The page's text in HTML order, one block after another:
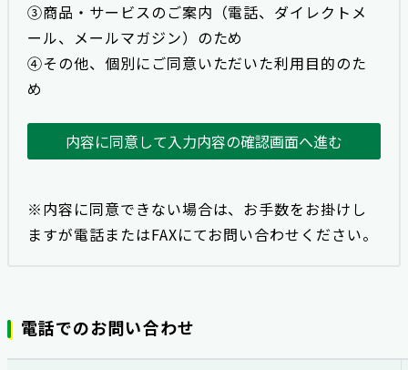
③商品・サービスのご案内（電話、ダイレクトメ
ール、メールマガジン）のため
④その他、個別にご同意いただいた利用目的のた
め
内容に同意して入力内容の確認画面へ進む
※内容に同意できない場合は、お手数をお掛けし
ますが電話またはFAXにてお問い合わせください。
電話でのお問い合わせ